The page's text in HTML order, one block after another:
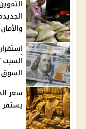
والأمان
السوق
يستقر في